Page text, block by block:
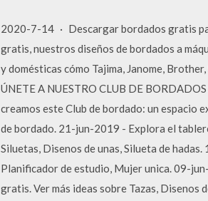
2020-7-14 · Descargar bordados gratis
gratis, nuestros diseños de bordados a
y domésticas cómo Tajima, Janome,
ÚNETE A NUESTRO CLUB DE
creamos este Club de bordado: un espacio
de bordado. 21-jun-2019 - Explora el
Siluetas, Disenos de unas, Silueta de
Planificador de estudio, Mujer unica. 09-
gratis. Ver más ideas sobre Tazas,